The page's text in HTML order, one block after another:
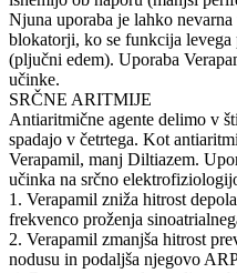
Njuna uporaba je lahko
blokatorji, ko se funkcija levega
(pljučni edem). Uporaba
učinke.
SRČNE ARITMIJE
Antiaritmične agente delimo v
spadajo v četrtega. Kot
Verapamil, manj Diltiazem.
učinka na srčno
1. Verapamil zniža hitrost
frekvenco proženja
2. Verapamil zmanjša hitrost
nodusu in podaljša njegovo